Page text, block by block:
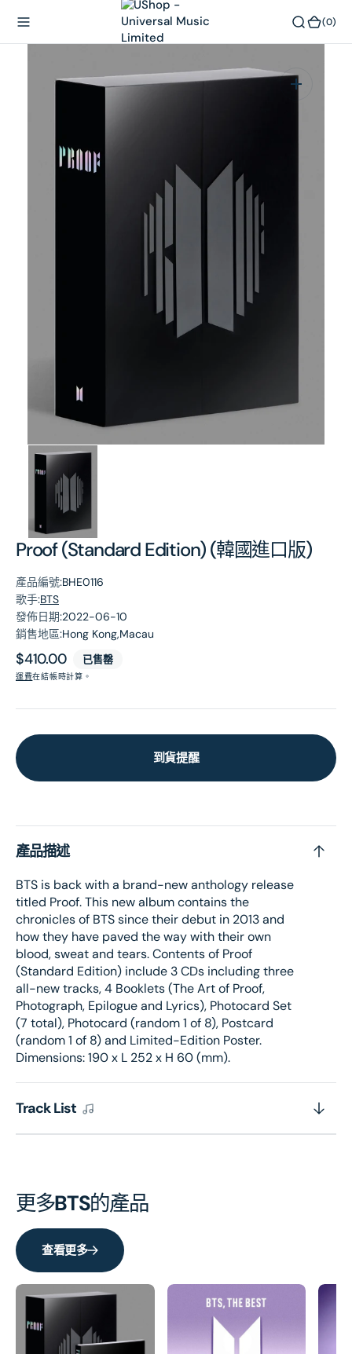
(0)
Proof (Standard Edition) (韓國進口版)
產品編號:BHE0116
歌手:BTS
發佈日期:2022-06-10
銷售地區:Hong Kong,Macau
原
價
$410.00 已售罄
運費在結帳時計算。
到貨提醒
產品描述
BTS is back with a brand-new anthology release
titled Proof. This new album contains the
chronicles of BTS since their debut in 2013 and
how they have paved the way with their own
blood, sweat and tears. Contents of Proof
(Standard Edition) include 3 CDs including three
all-new tracks, 4 Booklets (The Art of Proof,
Photograph, Epilogue and Lyrics), Photocard Set
(7 total), Photocard (random 1 of 8), Postcard
(random 1 of 8) and Limited-Edition Poster.
Dimensions: 190 x L 252 x H 60 (mm).
Track List
開
圖
更多BTS的產品
查看更多